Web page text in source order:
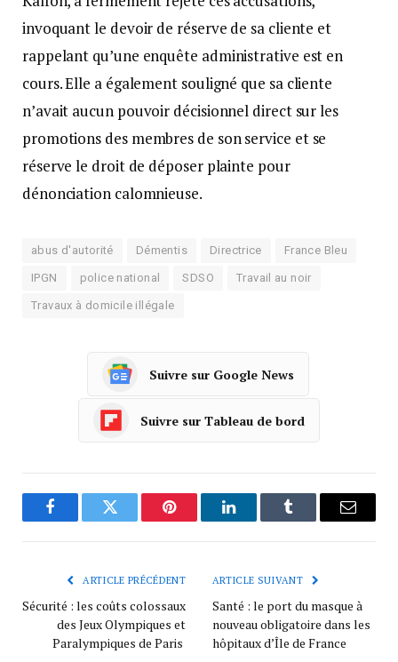
invoquant le devoir de réserve de sa cliente et
rappelant qu’une enquête administrative est en
cours. Elle a également souligné que sa cliente
n’avait aucun pouvoir décisionnel direct sur les
promotions des membres de son service et se
réserve le droit de déposer plainte pour
dénonciation calomnieuse.
abus d'autorité Démentis Directrice France Bleu
IPGN police national SDSO Travail au noir
Travaux à domicile illégale
Suivre sur Google News
Suivre sur Tableau de bord
FacebookTwitter Pinterest LinkedInTumblr
ARTICLE PRÉCÉDENT
Sécurité : les coûts colossaux
des Jeux Olympiques et
Paralympiques de Paris
ARTICLE SUIVANT
Santé : le port du masque à
nouveau obligatoire dans les
hôpitaux d’Île de France